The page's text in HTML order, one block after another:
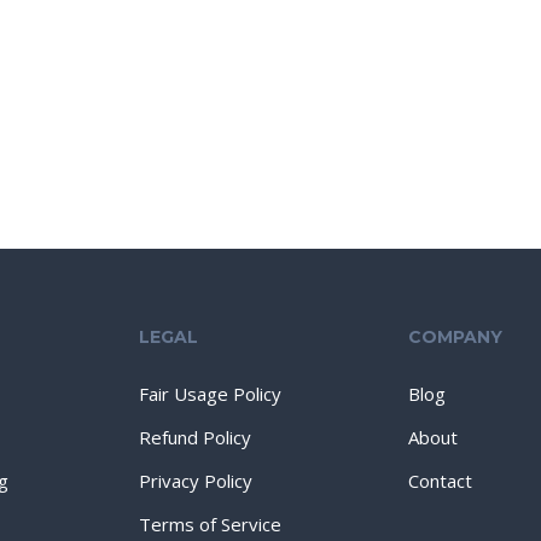
LEGAL
Fair Usage Policy
Refund Policy
Privacy Policy
Terms of Service
COMPANY
Blog
About
Contact